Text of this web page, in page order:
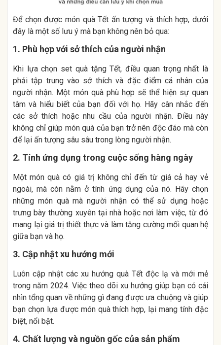
Để chọn được món quà Tết ấn tượng và thích hợp, dưới
đây là một số lưu ý mà bạn không nên bỏ qua:
1. Phù hợp với sở thích của người nhận
Khi lựa chọn set quà tặng Tết, điều quan trọng nhất là
phải tập trung vào sở thích và đặc điểm cá nhân của
người nhận. Một món quà phù hợp sẽ thể hiện sự quan
tâm và hiểu biết của bạn đối với họ. Hãy cân nhắc đến
các sở thích hoặc nhu cầu của người nhận. Điều này
không chỉ giúp món quà của bạn trở nên độc đáo mà còn
để lại ấn tượng sâu sâu trong lòng người nhận.
2. Tính ứng dụng trong cuộc sống hàng ngày
Một món quà có giá trị không chỉ đến từ giá cả hay vẻ
ngoài, mà còn nằm ở tính ứng dụng của nó. Hãy chọn
những món quà mà người nhận có thể sử dụng hoặc
trưng bày thường xuyên tại nhà hoặc nơi làm việc, từ đó
mang lại giá trị thiết thực và làm tăng cường mối quan hệ
giữa bạn và họ.
3. Cập nhật xu hướng mới
Luôn cập nhật các xu hướng quà Tết độc lạ và mới mẻ
trong năm 2024. Việc theo dõi xu hướng giúp bạn có cái
nhìn tổng quan về những gì đang được ưa chuộng và giúp
bạn chọn lựa được món quà thích hợp, lại mang tính đặc
biệt, nổi bật.
4. Chất lượng và nguồn gốc của sản phẩm